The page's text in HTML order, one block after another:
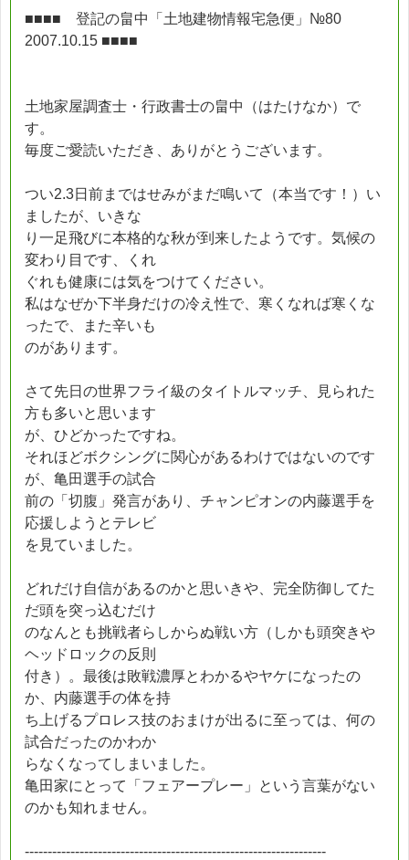
■■■■ 登記の畠中「土地建物情報宅急便」№80
2007.10.15 ■■■■
土地家屋調査士・行政書士の畠中（はたけなか）で
す。
毎度ご愛読いただき、ありがとうございます。
つい2.3日前まではせみがまだ鳴いて（本当です！）い
ましたが、いきな
り一足飛びに本格的な秋が到来したようです。気候の
変わり目です、くれ
ぐれも健康には気をつけてください。
私はなぜか下半身だけの冷え性で、寒くなれば寒くな
ったで、また辛いも
のがあります。
さて先日の世界フライ級のタイトルマッチ、見られた
方も多いと思います
が、ひどかったですね。
それほどボクシングに関心があるわけではないのです
が、亀田選手の試合
前の「切腹」発言があり、チャンピオンの内藤選手を
応援しようとテレビ
を見ていました。
どれだけ自信があるのかと思いきや、完全防御してた
だ頭を突っ込むだけ
のなんとも挑戦者らしからぬ戦い方（しかも頭突きや
ヘッドロックの反則
付き）。最後は敗戦濃厚とわかるやヤケになったの
か、内藤選手の体を持
ち上げるプロレス技のおまけが出るに至っては、何の
試合だったのかわか
らなくなってしまいました。
亀田家にとって「フェアープレー」という言葉がない
のかも知れません。
------------------------------------------------------------------